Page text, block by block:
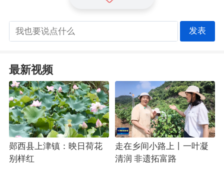
发表
最新视频
郧西县上津镇：映日荷花
别样红
走在乡间小路上丨一叶凝
清润 非遗拓富路